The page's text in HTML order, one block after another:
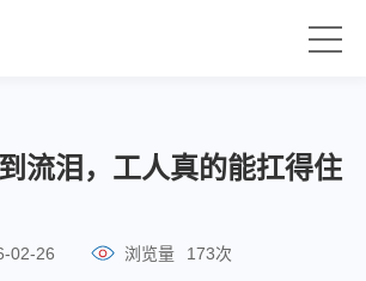
流泪，工人真的能扛得住
02-26 浏览量 173次